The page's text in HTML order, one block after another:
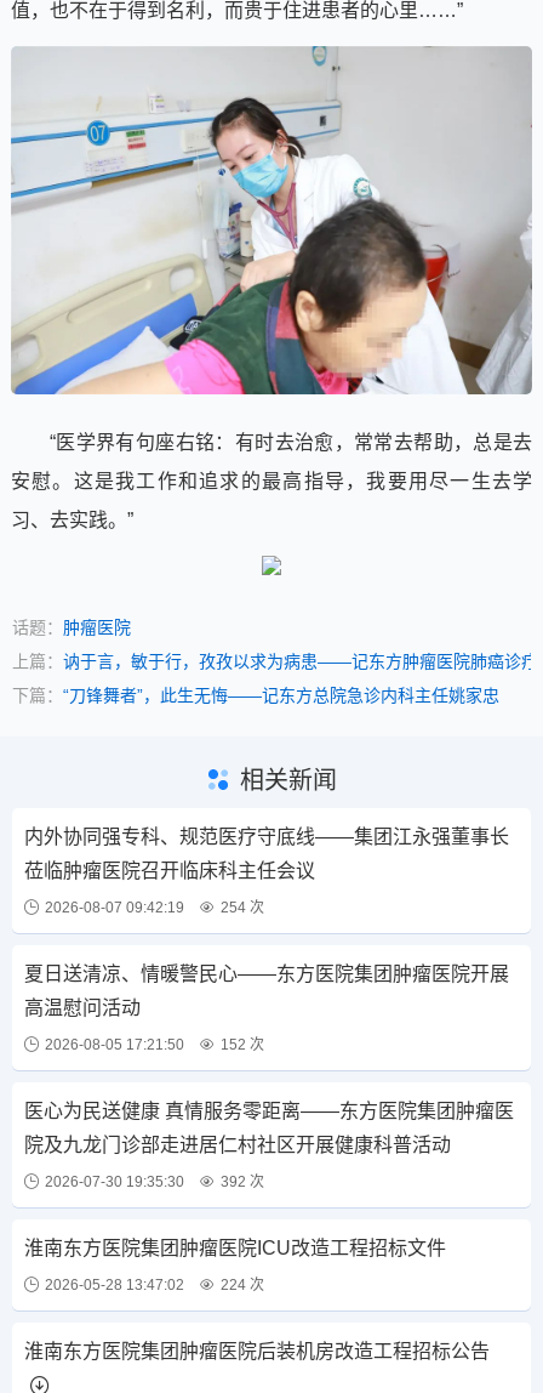
值，也不在于得到名利，而贵于住进患者的心里……”
“医学界有句座右铭：有时去治愈，常常去帮助，总是去
安慰。这是我工作和追求的最高指导，我要用尽一生去学
习、去实践。”
话题： 肿瘤医院
上篇： 讷于言，敏于行，孜孜以求为病患——记东方肿瘤医院肺癌诊疗
下篇： “刀锋舞者”，此生无悔——记东方总院急诊内科主任姚家忠
相关新闻
内外协同强专科、规范医疗守底线——集团江永强董事长
莅临肿瘤医院召开临床科主任会议
2026-08-07 09:42:19 254 次
夏日送清凉、情暖警民心——东方医院集团肿瘤医院开展
高温慰问活动
2026-08-05 17:21:50 152 次
医心为民送健康 真情服务零距离——东方医院集团肿瘤医
院及九龙门诊部走进居仁村社区开展健康科普活动
2026-07-30 19:35:30 392 次
淮南东方医院集团肿瘤医院ICU改造工程招标文件
2026-05-28 13:47:02 224 次
淮南东方医院集团肿瘤医院后装机房改造工程招标公告